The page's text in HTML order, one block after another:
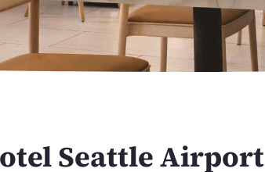
Español
Seattle Airport